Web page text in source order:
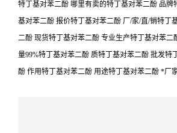
特丁基对苯二酚 哪里有卖的特丁基对苯二酚 品牌
基对苯二酚 报价特丁基对苯二酚 厂/家/直/销特丁
二酚 现货特丁基对苯二酚 专业生产特丁基对苯二
量99%特丁基对苯二酚 质特丁基对苯二酚 批发特
酚 作用特丁基对苯二酚 用途特丁基对苯二酚 *厂